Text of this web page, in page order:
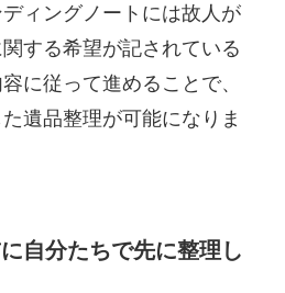
ィングノートには故人が
する希望が記されている
に従って進めることで、
遺品整理が可能になりま
自分たちで先に整理し